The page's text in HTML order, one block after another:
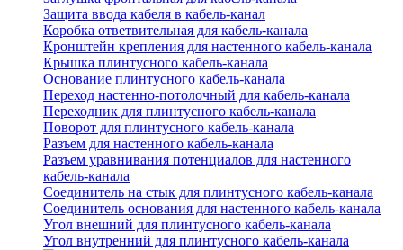
Защита ввода кабеля в кабель-канал
Коробка ответвительная для кабель-канала
Кронштейн крепления для настенного кабель-канала
Крышка плинтусного кабель-канала
Основание плинтусного кабель-канала
Переход настенно-потолочный для кабель-канала
Переходник для плинтусного кабель-канала
Поворот для плинтусного кабель-канала
Разъем для настенного кабель-канала
Разъем уравнивания потенциалов для настенного
кабель-канала
Соединитель на стык для плинтусного кабель-канала
Соединитель основания для настенного кабель-канала
Угол внешний для плинтусного кабель-канала
Угол внутренний для плинтусного кабель-канала